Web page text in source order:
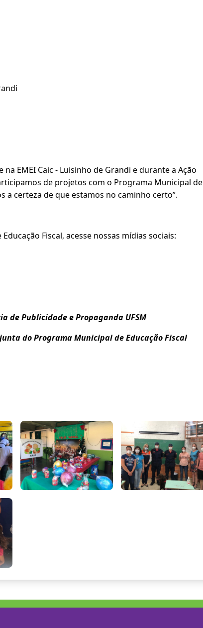
EMEI Caic - Luisinho de Grandi e durante a Ação
de projetos com o Programa Municipal de
a certeza de que estamos no caminho certo”.
Fiscal, acesse nossas mídias sociais:
de Publicidade e Propaganda UFSM
do Programa Municipal de Educação Fiscal